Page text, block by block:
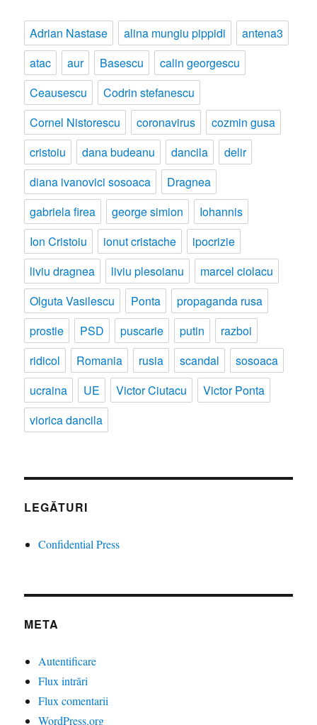
Adrian Nastase alina mungiu pippidi
antena3
atac
aur Basescu
calin georgescu
Ceausescu
Codrin stefanescu
Cornel Nistorescu
coronavirus
cozmin gusa
cristoiu
dana budeanu dancila
delir
diana ivanovici sosoaca
Dragnea
gabriela firea
george simion
Iohannis
Ion Cristoiu
ionut cristache
ipocrizie
liviu dragnea
liviu plesoianu
marcel ciolacu
Olguta Vasilescu
Ponta
propaganda rusa
prostie
PSD puscarie putin
razboi
ridicol
Romania rusia scandal
sosoaca
ucraina
UE Victor Ciutacu
Victor Ponta
viorica dancila
LEGĂTURI
Confidential Press
META
Autentificare
Flux intrări
Flux comentarii
WordPress.org